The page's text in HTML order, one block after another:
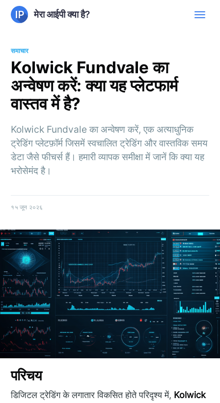
मेरा आईपी क्या है?
समाचार
Kolwick Fundvale का
अन्वेषण करें: क्या यह प्लेटफार्म
वास्तव में है?
Kolwick Fundvale का अन्वेषण करें, एक अत्याधुनिक
ट्रेडिंग प्लेटफ़ॉर्म जिसमें स्वचालित ट्रेडिंग और वास्तविक समय
डेटा जैसे फीचर्स हैं। हमारी व्यापक समीक्षा में जानें कि क्या यह
भरोसेमंद है।
१५ जून २०२६
परिचय
डिजिटल ट्रेडिंग के लगातार विकसित होते परिदृश्य में, Kolwick